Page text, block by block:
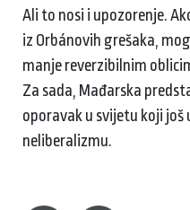
Ali to nosi i upozorenje.
iz Orbánovih grešaka,
manje reverzibilnim
Za sada, Mađarska
oporavak u svijetu koji još
neliberalizmu.